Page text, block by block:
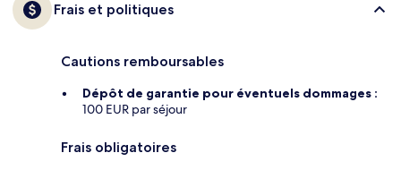
Frais et politiques
Cautions remboursables
Dépôt de garantie pour éventuels dommages :
100 EUR par séjour
Frais obligatoires